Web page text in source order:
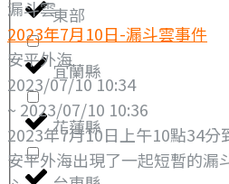
東部
宜蘭縣
花蓮縣
漏斗雲
2023年7月10日-漏斗雲事件
安平外海
2023/07/10 10:34
~ 2023/07/10 10:36
2023年7月10日上午10點34分
安平外海出現了一起短暫的漏